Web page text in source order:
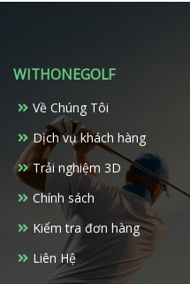
WITHONEGOLF
Về Chúng Tôi
Dịch vụ khách hàng
Trải nghiệm 3D
Chính sách
Kiểm tra đơn hàng
Liên Hệ